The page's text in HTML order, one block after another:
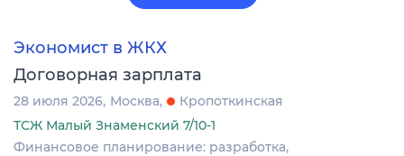
Экономист в ЖКХ
Договорная зарплата
28 июля 2026 Москва
Кропоткинская
ТСЖ Малый Знаменский 7/10-1
Финансовое планирование: разработка,